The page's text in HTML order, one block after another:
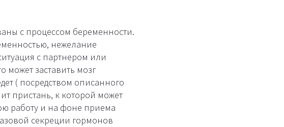
с процессом беременности.
нежелание
с партнером или
может заставить мозг
( посредством описанного
пристань, к которой может
работу и на фоне приема
секреции гормонов